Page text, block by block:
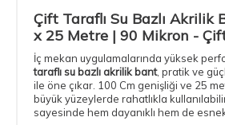
Çift Taraflı Su Bazlı Akrilik
x 25 Metre | 90 Mikron -
İç mekan uygulamalarında yüksek
taraflı su bazlı akrilik bant, pratik ve
ile öne çıkar. 100 Cm genişliği ve 25
büyük yüzeylerde rahatlıkla
sayesinde hem dayanıklı hem de